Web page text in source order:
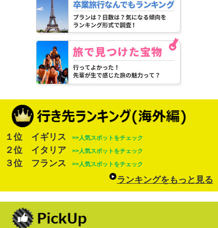
１位 イギリス >>人気スポットをチェック
２位 イタリア >>人気スポットをチェック
３位 フランス >>人気スポットをチェック
ランキングをもっと見る